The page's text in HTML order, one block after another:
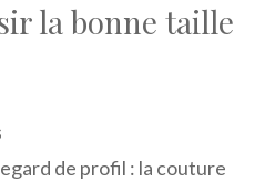
la bonne taille
de profil : la couture